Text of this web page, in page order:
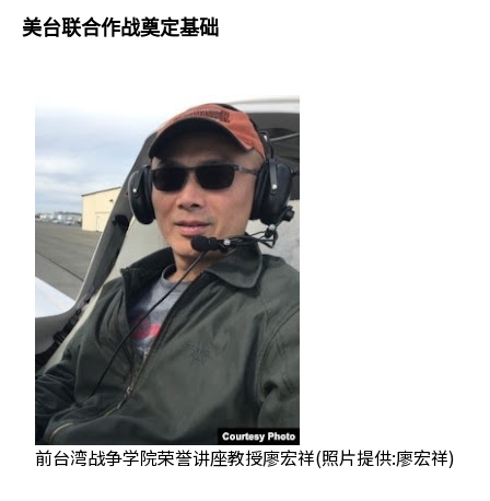
美台联合作战奠定基础
前台湾战争学院荣誉讲座教授廖宏祥(照片提供:廖宏祥)